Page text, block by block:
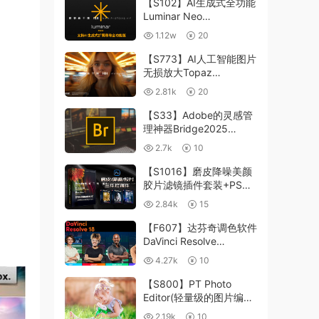
【S102】AI生成式全功能
Luminar Neo
1.24.4(x64)超强修图插件
中文版WIN+MAC含400
个预设
1.12w 20
【S773】AI人工智能图片
无损放大Topaz
Gigapixel AI 8.4.0.1b照
片模糊清晰 PS插件+独立
版 WIN/MAC
2.81k 20
【S33】Adobe的灵感管
理神器Bridge2025
15.0.3 WIN系统 右键可
进入ACR
2.7k 10
【S1016】磨皮降噪美颜
胶片滤镜插件套装+PS动
作 Imagenomic
Professional Plugin Suite
v2027 Win汉化中文版
2.84k 15
【F607】达芬奇调色软件
DaVinci Resolve
Studio18.6Win、Mac 中
文/英文
4.27k 10
【S800】PT Photo
Editor(轻量级的图片编辑
工具)5.10.3汉化版 WIN
2.19k 10